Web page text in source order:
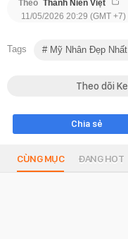
Theo Thanh Niên Việt
11/05/2026 20:29 (GMT +7)
Tags Mỹ Nhân Đẹp
Theo dõi
Chia sẻ
CÙNG MỤC ĐANG HOT